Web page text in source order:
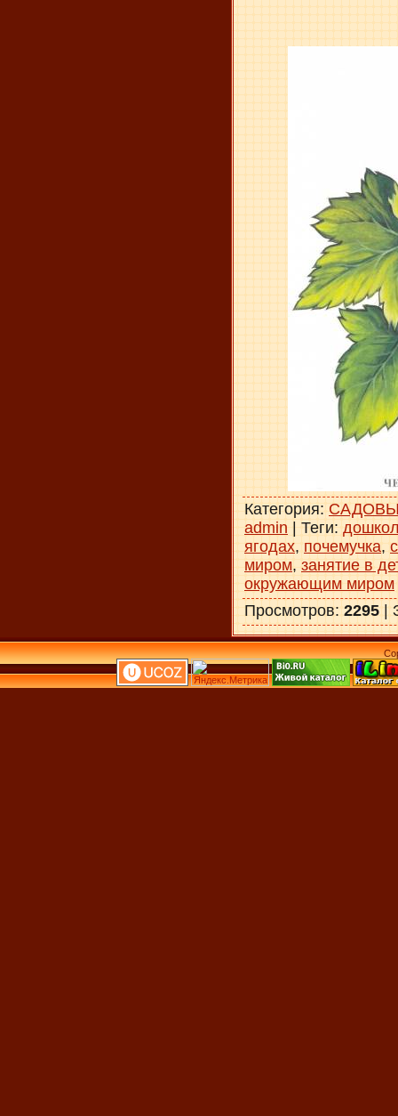
Категория:
admin | Теги:
ягодах, почемучка,
миром, занятие в
окружающим миром
Просмотров: 2295 |